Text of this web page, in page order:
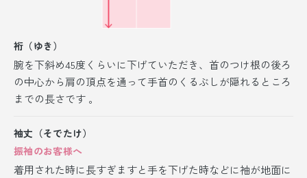
裄（ゆき）
腕を下斜め45度くらいに下げていただき、首のつけ根の後ろ
の中心から肩の頂点を通って手首のくるぶしが隠れるところ
までの長さです 。
袖丈（そでたけ）
振袖のお客様へ
着用された時に長すぎますと手を下げた時などに袖が地面に